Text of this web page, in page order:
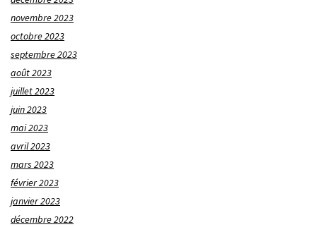
novembre 2023
octobre 2023
septembre 2023
août 2023
juillet 2023
juin 2023
mai 2023
avril 2023
mars 2023
février 2023
janvier 2023
décembre 2022